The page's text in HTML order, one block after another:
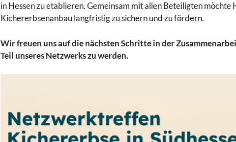
in Hessen zu etablieren. Gemeinsam mit allen Beteiligten
Kichererbsenanbau langfristig zu sichern und zu fördern.
Wir freuen uns auf die nächsten Schritte in der
Teil unseres Netzwerks zu werden.